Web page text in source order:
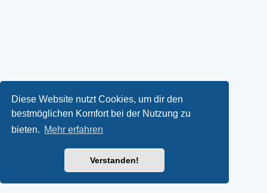
Diese Website nutzt Cookies, um dir den
bestmöglichen Komfort bei der Nutzung zu
bieten. Mehr erfahren
Verstanden!